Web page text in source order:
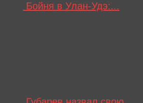
Бойня в Улан-Удэ:...